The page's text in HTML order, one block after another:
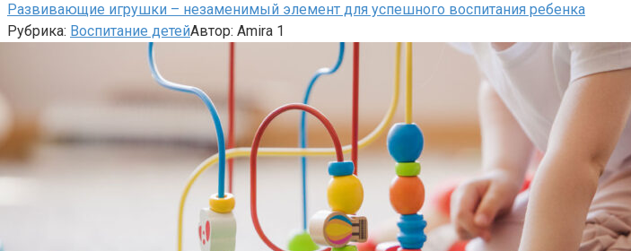
Развивающие игрушки – незаменимый элемент для успешного воспитания ребенка
Рубрика: Воспитание детейАвтор: Amira 1